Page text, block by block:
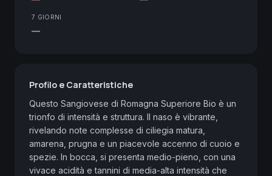
7 GIORNI
—
Profilo e Caratteristiche
Questo Sangiovese di Romagna Superiore Bio è un
trionfo di intensità e struttura. Il naso è vibrante,
rivelando note complesse di ciliegia matura,
amarena, prugna e un piacevole accenno di cuoio e
spezie. In bocca, si presenta medio-pieno, con una
vivace acidità e tannini di media-alta intensità che